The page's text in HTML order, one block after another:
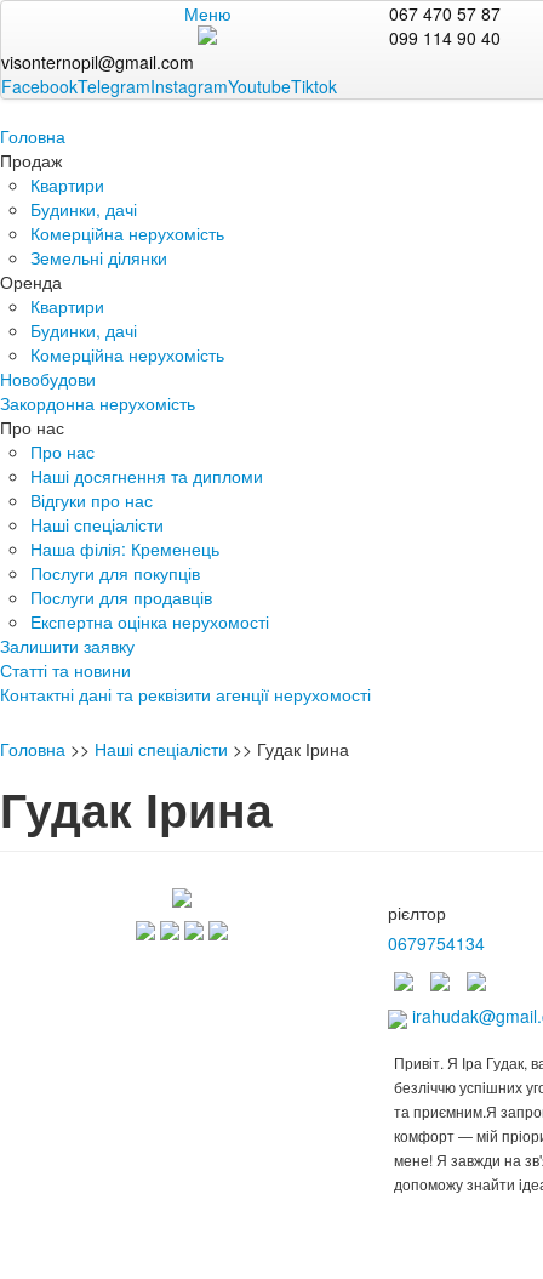
Меню
067 470 57 87
099 114 90 40
visonternopil@gmail.com
FacebookTelegramInstagramYoutubeTiktok
Головна
Продаж
Квартири
Будинки, дачі
Комерційна нерухомість
Земельні ділянки
Оренда
Квартири
Будинки, дачі
Комерційна нерухомість
Новобудови
Закордонна нерухомість
Про нас
Про нас
Наші досягнення та дипломи
Відгуки про нас
Наші спеціалісти
Наша філія: Кременець
Послуги для покупців
Послуги для продавців
Експертна оцінка нерухомості
Залишити заявку
Статті та новини
Контактні дані та реквізити агенції нерухомості
Головна >> Наші спеціалісти >> Гудак Ірина
Гудак Ірина
рієлтор
0679754134
Привіт. Я Іра Гудак,
безліччю успішних
та приємним.Я
комфорт — мій
мене! Я завжди на
допоможу знайти